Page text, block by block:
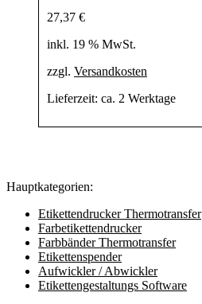
27,37 €
inkl. 19 % MwSt.
zzgl. Versandkosten
Lieferzeit: ca. 2 Werktage
Hauptkategorien:
Etikettendrucker Thermotransfer
Farbetikettendrucker
Farbbänder Thermotransfer
Etikettenspender
Aufwickler / Abwickler
Etikettengestaltungs Software